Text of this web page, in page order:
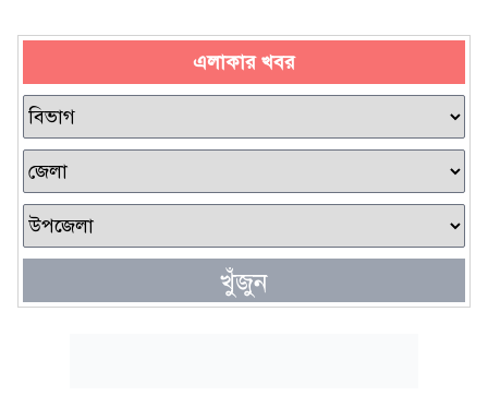
এলাকার খবর
খুঁজুন